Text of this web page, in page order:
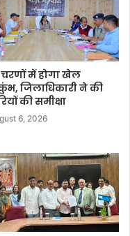
में होगा खेल
जिलाधिकारी ने की
की समीक्षा
6, 2026